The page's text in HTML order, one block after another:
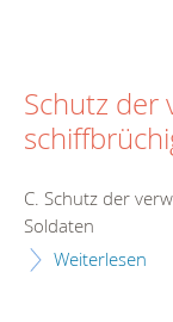
Schutz der
C. Schutz der
Soldaten
Weiterlesen